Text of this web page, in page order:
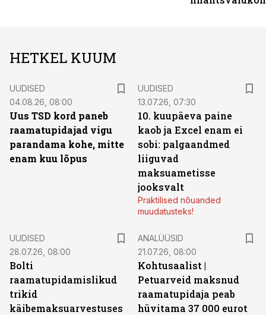
HETKEL KUUM
UUDISED
04.08.26, 08:00
Uus TSD kord paneb
raamatupidajad vigu
parandama kohe, mitte
enam kuu lõpus
UUDISED
13.07.26, 07:30
10. kuupäeva paine
kaob ja Excel enam ei
sobi: palgaandmed
liiguvad
maksuametisse
jooksvalt
Praktilised nõuanded
muudatusteks!
UUDISED
28.07.26, 08:00
Bolti
raamatupidamislikud
trikid
käibemaksuarvestuses
ANALÜÜSID
21.07.26, 08:00
Kohtusaalist |
Petuarveid maksnud
raamatupidaja peab
hüvitama 37 000 eurot